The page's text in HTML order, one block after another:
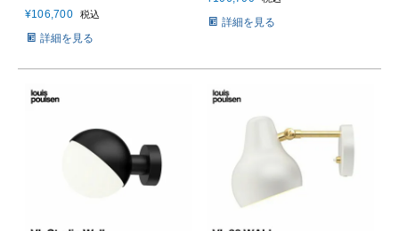
¥106,700 税込
詳細を見る
詳細を見る